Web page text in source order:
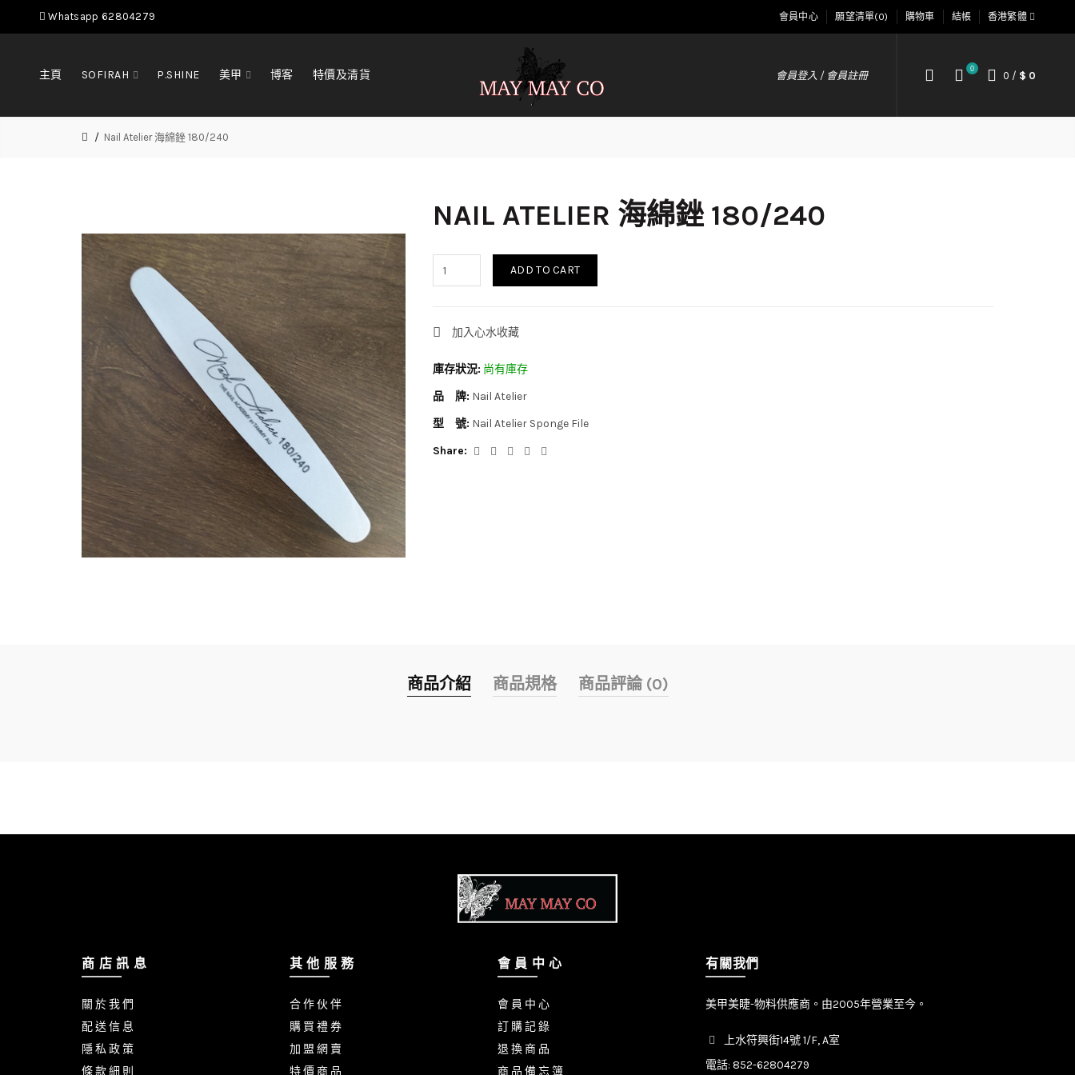
Whatsapp 62804279 會員中心 願望清單(0) 購物車 結帳 香港繁體
主頁 SOFIRAH P.SHINE 美甲 博客 特價及清貨 會員登入 / 會員註冊
0
0 / $ 0
Nail Atelier 海綿銼 180/240
NAIL ATELIER 海綿銼 180/240
ADD TO CART
加入心水收藏
庫存狀況: 尚有庫存
品 牌: Nail Atelier
型 號: Nail Atelier Sponge File
Share:
商品介紹 商品規格 商品評論 (0)
商 店 訊 息
關 於 我 們
配 送 信 息
隱 私 政 策
條 款 細 則
其 他 服 務
合 作 伙 伴
購 買 禮 券
加 盟 網 賣
特 價 商 品
會 員 中 心
會 員 中 心
訂 購 記 錄
退 換 商 品
商 品 備 忘 簿
有關我們
美甲美睫-物料供應商。由2005年營業至今。
上水符興街14號 1/F, A室
電話: 852-62804279